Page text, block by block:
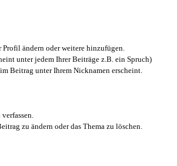
ändern oder weitere hinzufügen.
unter jedem Ihrer Beiträge z.B. ein Spruch)
Beitrag unter Ihrem Nicknamen erscheint.
zu ändern oder das Thema zu löschen.